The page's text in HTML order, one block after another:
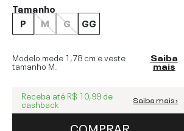
Tamanho
P
M G GG
Modelo mede 1,78 cm e veste
tamanho M
Saiba
mais
Receba até R$ 10,99 de
cashback Saiba mais ›
COMPRAR